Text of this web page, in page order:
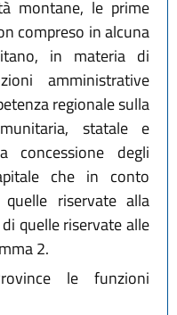
montane, le prime
compreso in alcuna
in materia di
amministrative
regionale sulla
statale e
concessione degli
che in conto
riservate alla
quelle riservate alle
2.
le funzioni